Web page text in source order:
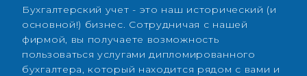
Бухгалтерский учет - это наш исторический (и
основной!) бизнес. Сотрудничая с нашей
фирмой, вы получаете возможность
пользоваться услугами дипломированного
бухгалтера, который находится рядом с вами и